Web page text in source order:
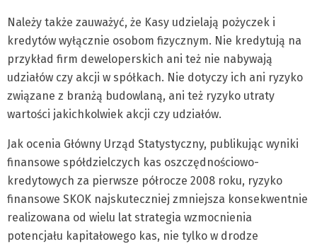
Należy także zauważyć, że Kasy udzielają pożyczek i
kredytów wyłącznie osobom fizycznym. Nie kredytują na
przykład firm deweloperskich ani też nie nabywają
udziałów czy akcji w spółkach. Nie dotyczy ich ani ryzyko
związane z branżą budowlaną, ani też ryzyko utraty
wartości jakichkolwiek akcji czy udziałów.
Jak ocenia Główny Urząd Statystyczny, publikując wyniki
finansowe spółdzielczych kas oszczędnościowo-
kredytowych za pierwsze półrocze 2008 roku, ryzyko
finansowe SKOK najskuteczniej zmniejsza konsekwentnie
realizowana od wielu lat strategia wzmocnienia
potencjału kapitałowego kas, nie tylko w drodze